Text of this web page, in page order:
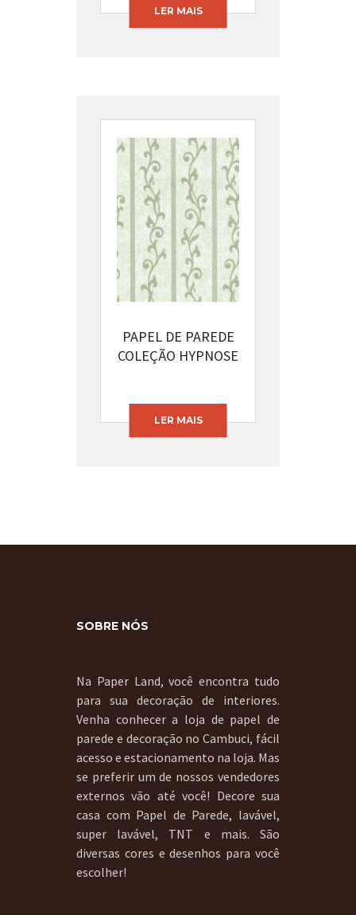
LER MAIS
PAPEL DE PAREDE
COLEÇÃO HYPNOSE
LER MAIS
SOBRE NÓS
Na Paper Land, você encontra tudo
para sua decoração de interiores.
Venha conhecer a loja de papel de
parede e decoração no Cambuci, fácil
acesso e estacionamento na loja. Mas
se preferir um de nossos vendedores
externos vão até você! Decore sua
casa com Papel de Parede, lavável,
super lavável, TNT e mais. São
diversas cores e desenhos para você
escolher!